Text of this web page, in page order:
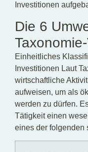
Investitionen
Die 6
Einheitliches
Investitionen Laut
wirtschaftliche
aufweisen, um als
werden zu dürfen.
Tätigkeit einen
eines der folgenden